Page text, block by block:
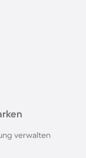
an der
im
verwalten